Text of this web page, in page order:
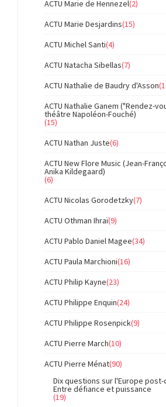
ACTU Marie de Hennezel(2)
ACTU Marie Desjardins(15)
ACTU Michel Santi(4)
ACTU Natacha Sibellas(7)
ACTU Nathalie de Baudry d'Asson
ACTU Nathalie Ganem ("Rendez-
théâtre Napoléon-Fouché)
(15)
ACTU Nathan Juste(6)
ACTU New Flore Music (Jean-
Anika Kildegaard)
(6)
ACTU Nicolas Gorodetzky(7)
ACTU Othman Ihraï(9)
ACTU Pablo Daniel Magee(34)
ACTU Paula Marchioni(16)
ACTU Philip Kayne(23)
ACTU Philippe Enquin(24)
ACTU Philippe Rosenpick(9)
ACTU Pierre March(10)
ACTU Pierre Ménat(90)
Dix questions sur l'Europe
Entre défiance et puissance
(19)